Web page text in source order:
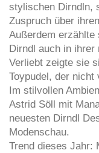
stylischen Dirndln,
Zuspruch über
Außerdem
Dirndl auch in ihrer
Verliebt zeigte sie
Toypudel, der
Im stilvollen
Astrid Söll mit
neuesten Dirndl
Modenschau.
Trend dieses Jahr: